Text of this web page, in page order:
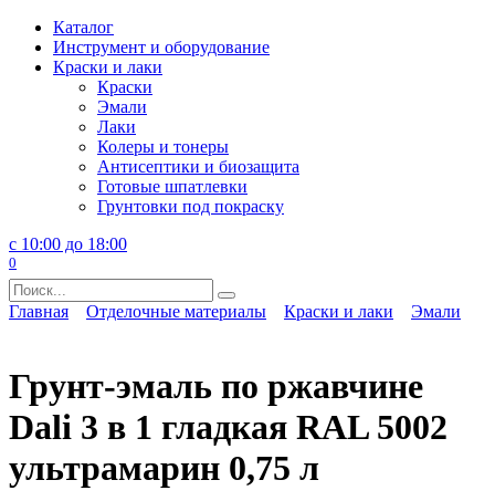
Перейти
содержанию
Каталог
Инструмент и оборудование
Краски и лаки
Краски
Эмали
Лаки
Колеры и тонеры
Антисептики и биозащита
Готовые шпатлевки
Грунтовки под покраску
с 10:00 до 18:00
0
Search
for:
Главная Отделочные материалы Краски и лаки Эмали
Грунт-эмаль по ржавчине
Dali 3 в 1 гладкая RAL 5002
ультрамарин 0,75 л